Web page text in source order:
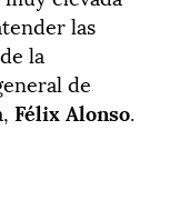
las
la
de
Félix Alonso.